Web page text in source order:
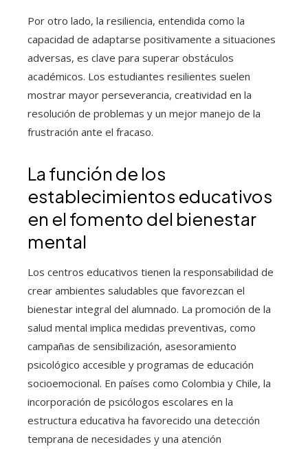
Por otro lado, la resiliencia, entendida como la
capacidad de adaptarse positivamente a situaciones
adversas, es clave para superar obstáculos
académicos. Los estudiantes resilientes suelen
mostrar mayor perseverancia, creatividad en la
resolución de problemas y un mejor manejo de la
frustración ante el fracaso.
La función de los
establecimientos educativos
en el fomento del bienestar
mental
Los centros educativos tienen la responsabilidad de
crear ambientes saludables que favorezcan el
bienestar integral del alumnado. La promoción de la
salud mental implica medidas preventivas, como
campañas de sensibilización, asesoramiento
psicológico accesible y programas de educación
socioemocional. En países como Colombia y Chile, la
incorporación de psicólogos escolares en la
estructura educativa ha favorecido una detección
temprana de necesidades y una atención